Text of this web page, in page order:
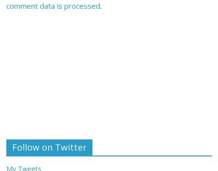
comment data is processed.
Follow on Twitter
My Tweets